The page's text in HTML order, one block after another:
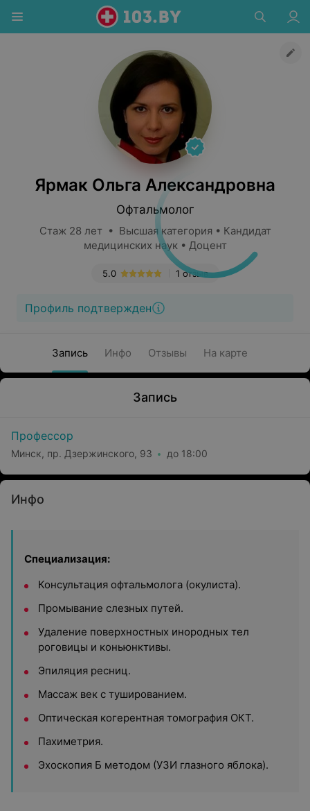
Ярмак Ольга Александровна
Офтальмолог
Стаж 28 лет • Высшая категория • Кандидат
медицинских наук • Доцент
1 отзыв
5.0
Профиль подтвержден
Запись Инфо Отзывы На карте
Запись
Профессор
Минск, пр. Дзержинского, 93 до 18:00
Инфо
Специализация:
Консультация офтальмолога (окулиста).
Промывание слезных путей.
Удаление поверхностных инородных тел
роговицы и коньюнктивы.
Эпиляция ресниц.
Массаж век с тушированием.
Оптическая когерентная томография ОКТ.
Пахиметрия.
Эхоскопия Б методом (УЗИ глазного яблока).